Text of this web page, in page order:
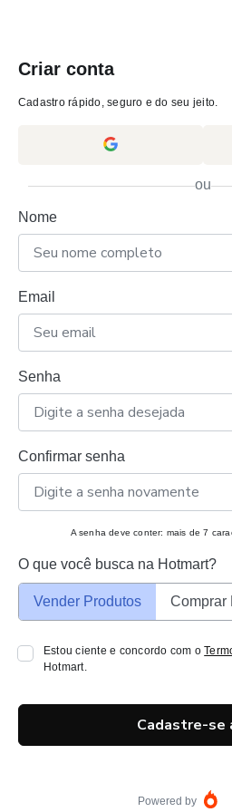
Criar conta
Cadastro rápido, seguro e do seu jeito.
ou
Nome
Email
Senha
Confirmar senha
A senha deve conter: mais de 7
O que você busca na Hotmart?
Vender Produtos Comprar
Estou ciente e concordo com o
Hotmart.
Cadastre-se
Powered by